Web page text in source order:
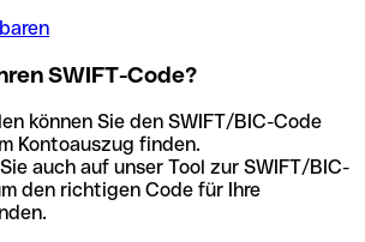
SWIFT-Code?
können Sie den SWIFT/BIC-Code
Kontoauszug finden.
auch auf unser Tool zur SWIFT/BIC-
den richtigen Code für Ihre